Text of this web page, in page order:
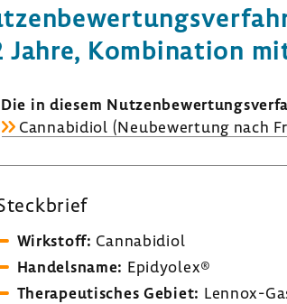
Jahre, Kombi­na­tion
Die in diesem
Canna­b­i­diol (Neube­wer­tung nach
Wirk­stoff: Canna­b­i­diol
Handels­name: Epidyolex®
Thera­peu­ti­sches Gebiet: Lennox-​